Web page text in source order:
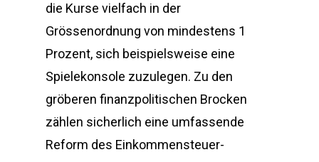
die Kurse vielfach in der
Grössenordnung von mindestens 1
Prozent, sich beispielsweise eine
Spielekonsole zuzulegen. Zu den
gröberen finanzpolitischen Brocken
zählen sicherlich eine umfassende
Reform des Einkommensteuer-